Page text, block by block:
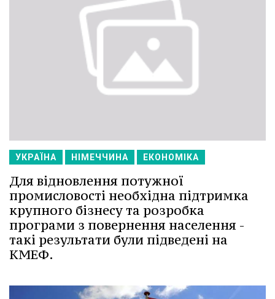
УКРАЇНА НІМЕЧЧИНА ЕКОНОМІКА
Для відновлення потужної
промисловості необхідна підтримка
крупного бізнесу та розробка
програми з повернення населення -
такі результати були підведені на
КМЕФ.